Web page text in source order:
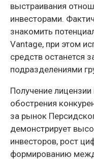
выстраивания
инвесторами.
знакомить
Vantage, при этом
средств останется
подразделениями
Получение
обострения
за рынок
демонстрирует
инвесторов, рост
формированию